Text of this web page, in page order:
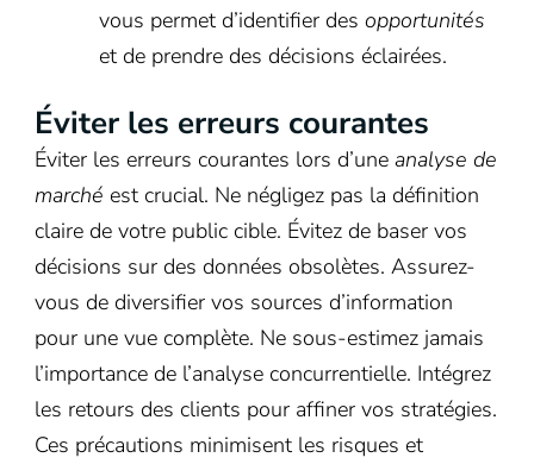
vous permet d’identifier des opportunités
et de prendre des décisions éclairées.
Éviter les erreurs courantes
Éviter les erreurs courantes lors d’une analyse de
marché est crucial. Ne négligez pas la définition
claire de votre public cible. Évitez de baser vos
décisions sur des données obsolètes. Assurez-
vous de diversifier vos sources d’information
pour une vue complète. Ne sous-estimez jamais
l’importance de l’analyse concurrentielle. Intégrez
les retours des clients pour affiner vos stratégies.
Ces précautions minimisent les risques et